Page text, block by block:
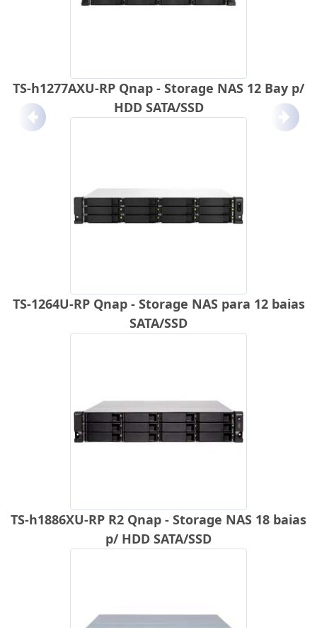
TS-h1277AXU-RP Qnap - Storage NAS 12 Bay p/
HDD SATA/SSD
TS-1264U-RP Qnap - Storage NAS para 12 baias
SATA/SSD
TS-h1886XU-RP R2 Qnap - Storage NAS 18 baias
p/ HDD SATA/SSD
Anterior